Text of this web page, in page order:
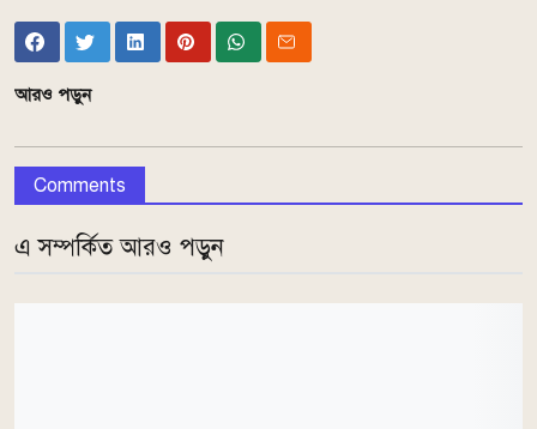
আরও পড়ুন
Comments
এ সম্পর্কিত আরও পড়ুন